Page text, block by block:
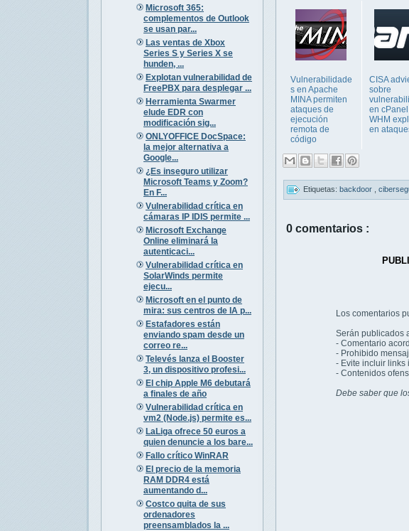
Microsoft 365:
complementos de Outlook
se usan par...
Las ventas de Xbox
Series S y Series X se
hunden, ...
Explotan vulnerabilidad de
FreePBX para desplegar ...
Herramienta Swarmer
elude EDR con
modificación sig...
ONLYOFFICE DocSpace:
la mejor alternativa a
Google...
¿Es inseguro utilizar
Microsoft Teams y Zoom?
En F...
Vulnerabilidad crítica en
cámaras IP IDIS permite ...
Microsoft Exchange
Online eliminará la
autenticaci...
Vulnerabilidad crítica en
SolarWinds permite
ejecu...
Microsoft en el punto de
mira: sus centros de IA p...
Estafadores están
enviando spam desde un
correo re...
Televés lanza el Booster
3, un dispositivo profesi...
El chip Apple M6 debutará
a finales de año
Vulnerabilidad crítica en
vm2 (Node.js) permite es...
LaLiga ofrece 50 euros a
quien denuncie a los bare...
Fallo crítico WinRAR
El precio de la memoria
RAM DDR4 está
aumentando d...
Costco quita de sus
ordenadores
preensamblados la ...
Vulnerabilidade
s en Apache
MINA permiten
ataques de
ejecución
remota de
código
CISA
sobre
en
WHM
en
Etiquetas: backdoor
0 comentarios :
Los comentarios
Serán publicados
- Comentario
- Prohibido
- Evite incluir links
- Contenidos
Debe saber que